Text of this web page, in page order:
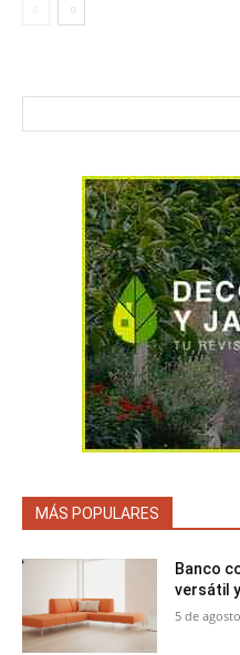
MÁS POPULARES
Banco
versátil
5 de